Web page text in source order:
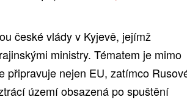
české vlády v Kyjevě, jejímž
ministry. Tématem je mimo
připravuje nejen EU, zatímco
území obsazená po spuštění